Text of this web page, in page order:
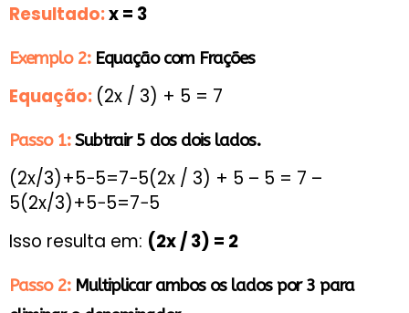
Resultado:x = 3
Exemplo 2: Equação com Frações
Equação: (2x / 3) + 5 = 7
Passo 1:Subtrair 5 dos dois lados.
(2x/3)+5−5=7−5(2x / 3) + 5 – 5 = 7 –
5(2x/3)+5−5=7−5
Isso resulta em: (2x / 3) = 2
Passo 2: Multiplicar ambos os lados por 3 para